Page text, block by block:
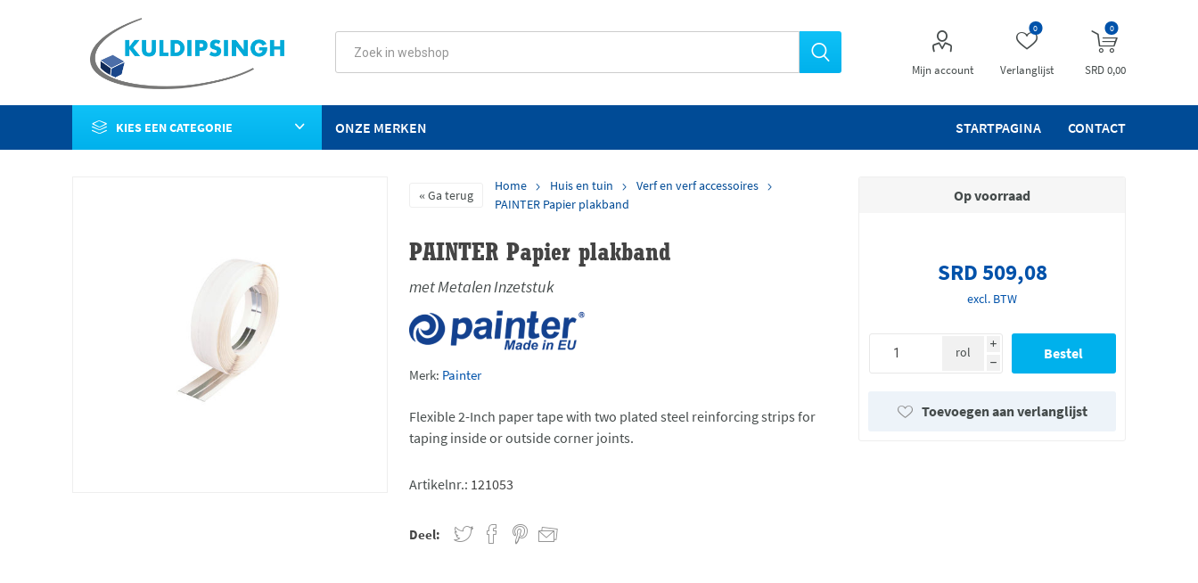
Mijn account Verlanglijst
0 0
SRD 0,00
KIES EEN CATEGORIE STARTPAGINA CONTACT
ONZE MERKEN
Ga terug
Home Huis en tuin
Verf en verf accessoires
PAINTER Papier plakband
PAINTER Papier plakband
met Metalen Inzetstuk
Merk: Painter
Flexible 2-Inch paper tape with two plated steel reinforcing strips for
taping inside or outside corner joints.
Artikelnr.: 121053
Deel:
Op voorraad
SRD 509,08
excl. BTW
i
h
rol
Toevoegen aan verlanglijst